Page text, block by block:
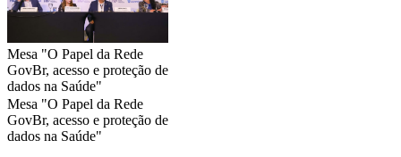
Mesa "O Papel da Rede
GovBr, acesso e proteção de
dados na Saúde"
Mesa "O Papel da Rede
GovBr, acesso e proteção de
dados na Saúde"